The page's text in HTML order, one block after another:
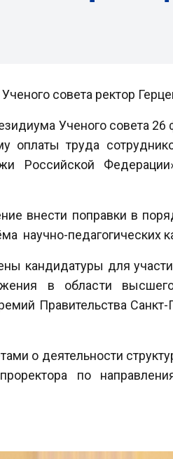
совета ректор
Ученого совета
оплаты труда
Российской
внести поправки в
научно-педагогических
кандидатуры для
в области
Правительства
о деятельности
по